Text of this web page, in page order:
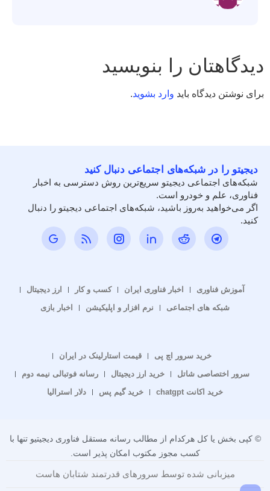
دیدگاهتان را بنویسید
برای نوشتن دیدگاه باید وارد بشوید.
دیجیتو را در شبکه‌های اجتماعی دنبال کنید
شبکه‌های اجتماعی دیجیتو سریع‌ترین روش دسترسی به اخبار
فناوری، علم و خودرو است.
اگر می‌خواهید به‌روز باشید، شبکه‌های اجتماعی دیجیتو را دنبال
کنید.
آموزش فناوری اخبار فناوری ایران کسب و کار
ارز دیجیتال
شبکه های اجتماعی
نرم افزار و اپلیکیشن اخبار بازی
خرید سرور اچ پی
قیمت استارلینک در ایران
سرور اختصاصی شاتل
خرید ارز دیجیتال
رسانه فوتبالی نیمه دوم
خرید اکانت chatgpt
خرید گیم پس دلار استرالیا
© کپی بخش یا کل هرکدام از مطالب رسانه مستقل فناوری دیجیتیو تنها با
کسب مجوز مکتوب امکان پذیر است.
میزبانی شده توسط سرورهای قدرتمند شتابان هاست